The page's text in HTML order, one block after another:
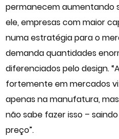
permanecem aumentando
ele, empresas com maior
numa estratégia para o
demanda quantidades
diferenciados pelo design.
fortemente em mercados
apenas na manufatura,
não sabe fazer isso –
preço”.